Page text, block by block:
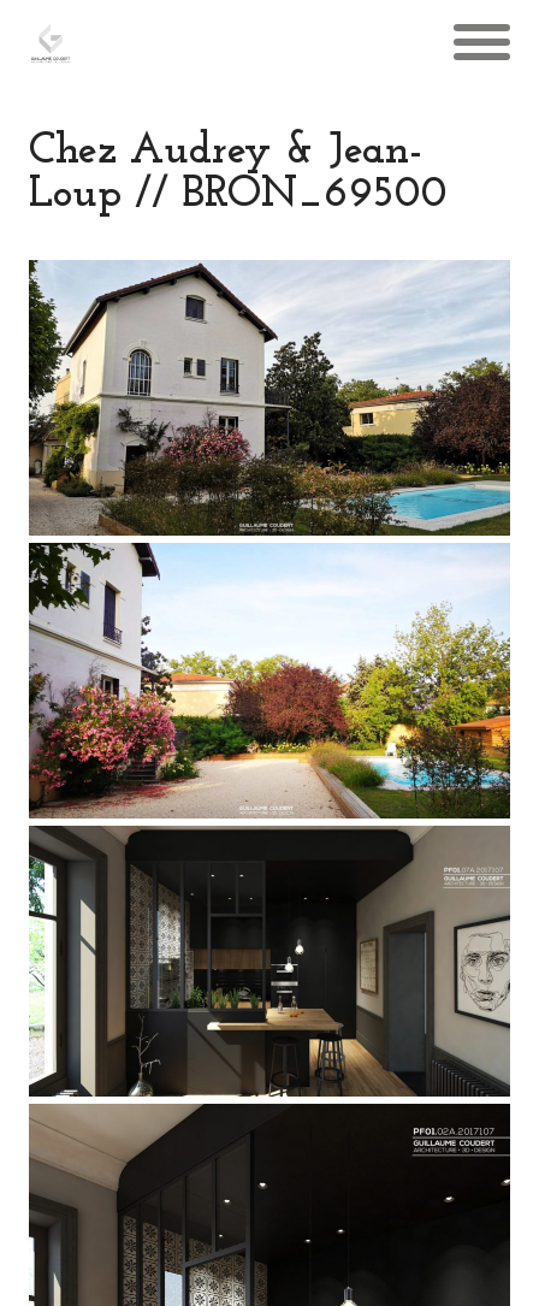
Chez Audrey & Jean-
Loup // BRON_69500